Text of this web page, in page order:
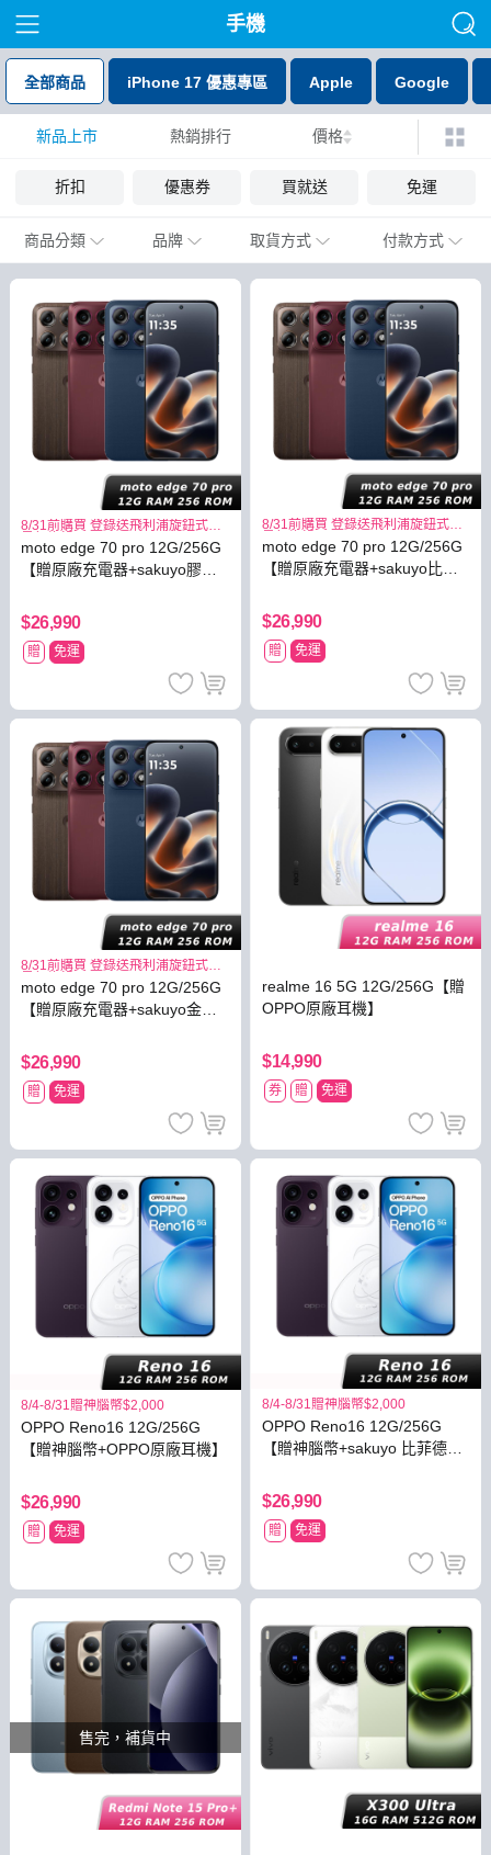
手機
全部商品 iPhone 17 優惠專區 Apple Google
新品上市 熱銷排行 價格
折扣 優惠券 買就送 免運
商品分類 品牌 取貨方式 付款方式
8/31前購買 登錄送飛利浦旋鈕式海
moto edge 70 pro 12G/256G
【贈原廠充電器+sakuyo膠原
$26,990
贈 免運
8/31前購買 登錄送飛利浦旋鈕式海
moto edge 70 pro 12G/256G
【贈原廠充電器+sakuyo比菲
$26,990
贈 免運
8/31前購買 登錄送飛利浦旋鈕式海
moto edge 70 pro 12G/256G
【贈原廠充電器+sakuyo金盞
$26,990
贈 免運
realme 16 5G 12G/256G【贈
OPPO原廠耳機】
$14,990
券 贈 免運
8/4-8/31贈神腦幣$2,000
OPPO Reno16 12G/256G
【贈神腦幣+OPPO原廠耳機】
$26,990
贈 免運
8/4-8/31贈神腦幣$2,000
OPPO Reno16 12G/256G
【贈神腦幣+sakuyo 比菲德氏
$26,990
贈 免運
售完，補貨中